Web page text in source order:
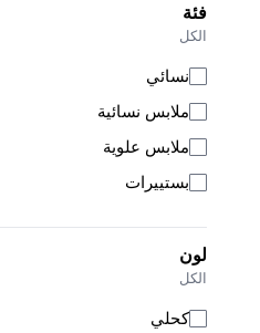
فئة
الكل
نسائي
ملابس نسائية
ملابس علوية
بستييرات
لون
الكل
كحلي